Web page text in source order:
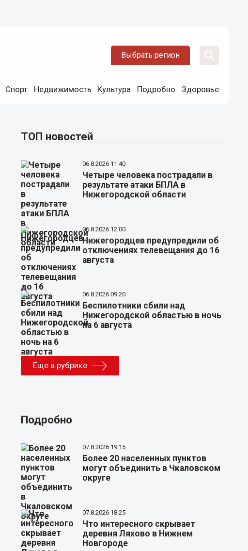
Выбрать регион
Спорт Недвижимость Культура Подробно Здоровье
ТОП новостей
06.8.2026 11:40
Четыре человека пострадали в
результате атаки БПЛА в
Нижегородской области
06.8.2026 12:00
Нижегородцев предупредили об
отключениях телевещания до 16
августа
06.8.2026 09:20
Беспилотники сбили над
Нижегородской областью в ночь
на 6 августа
Еще в рубрике
Подробно
07.8.2026 19:15
Более 20 населенных пунктов
могут объединить в Чкаловском
округе
07.8.2026 18:25
Что интересного скрывает
деревня Ляхово в Нижнем
Новгороде